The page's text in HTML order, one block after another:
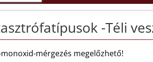
-Téli
monoxid-mérgezés megelőzhető!